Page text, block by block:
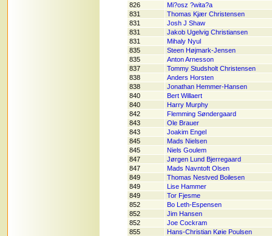
826
Mi?osz ?wita?a
831
Thomas Kjær Christensen
831
Josh J Shaw
831
Jakob Ugelvig Christiansen
831
Mihaly Nyul
835
Steen Højmark-Jensen
835
Anton Arnesson
837
Tommy Studsholt Christensen
838
Anders Horsten
838
Jonathan Hemmer-Hansen
840
Bert Willaert
840
Harry Murphy
842
Flemming Søndergaard
843
Ole Brauer
843
Joakim Engel
845
Mads Nielsen
845
Niels Goulem
847
Jørgen Lund Bjerregaard
847
Mads Navntoft Olsen
849
Thomas Nestved Boilesen
849
Lise Hammer
849
Tor Fjesme
852
Bo Leth-Espensen
852
Jim Hansen
852
Joe Cockram
855
Hans-Christian Køie Poulsen